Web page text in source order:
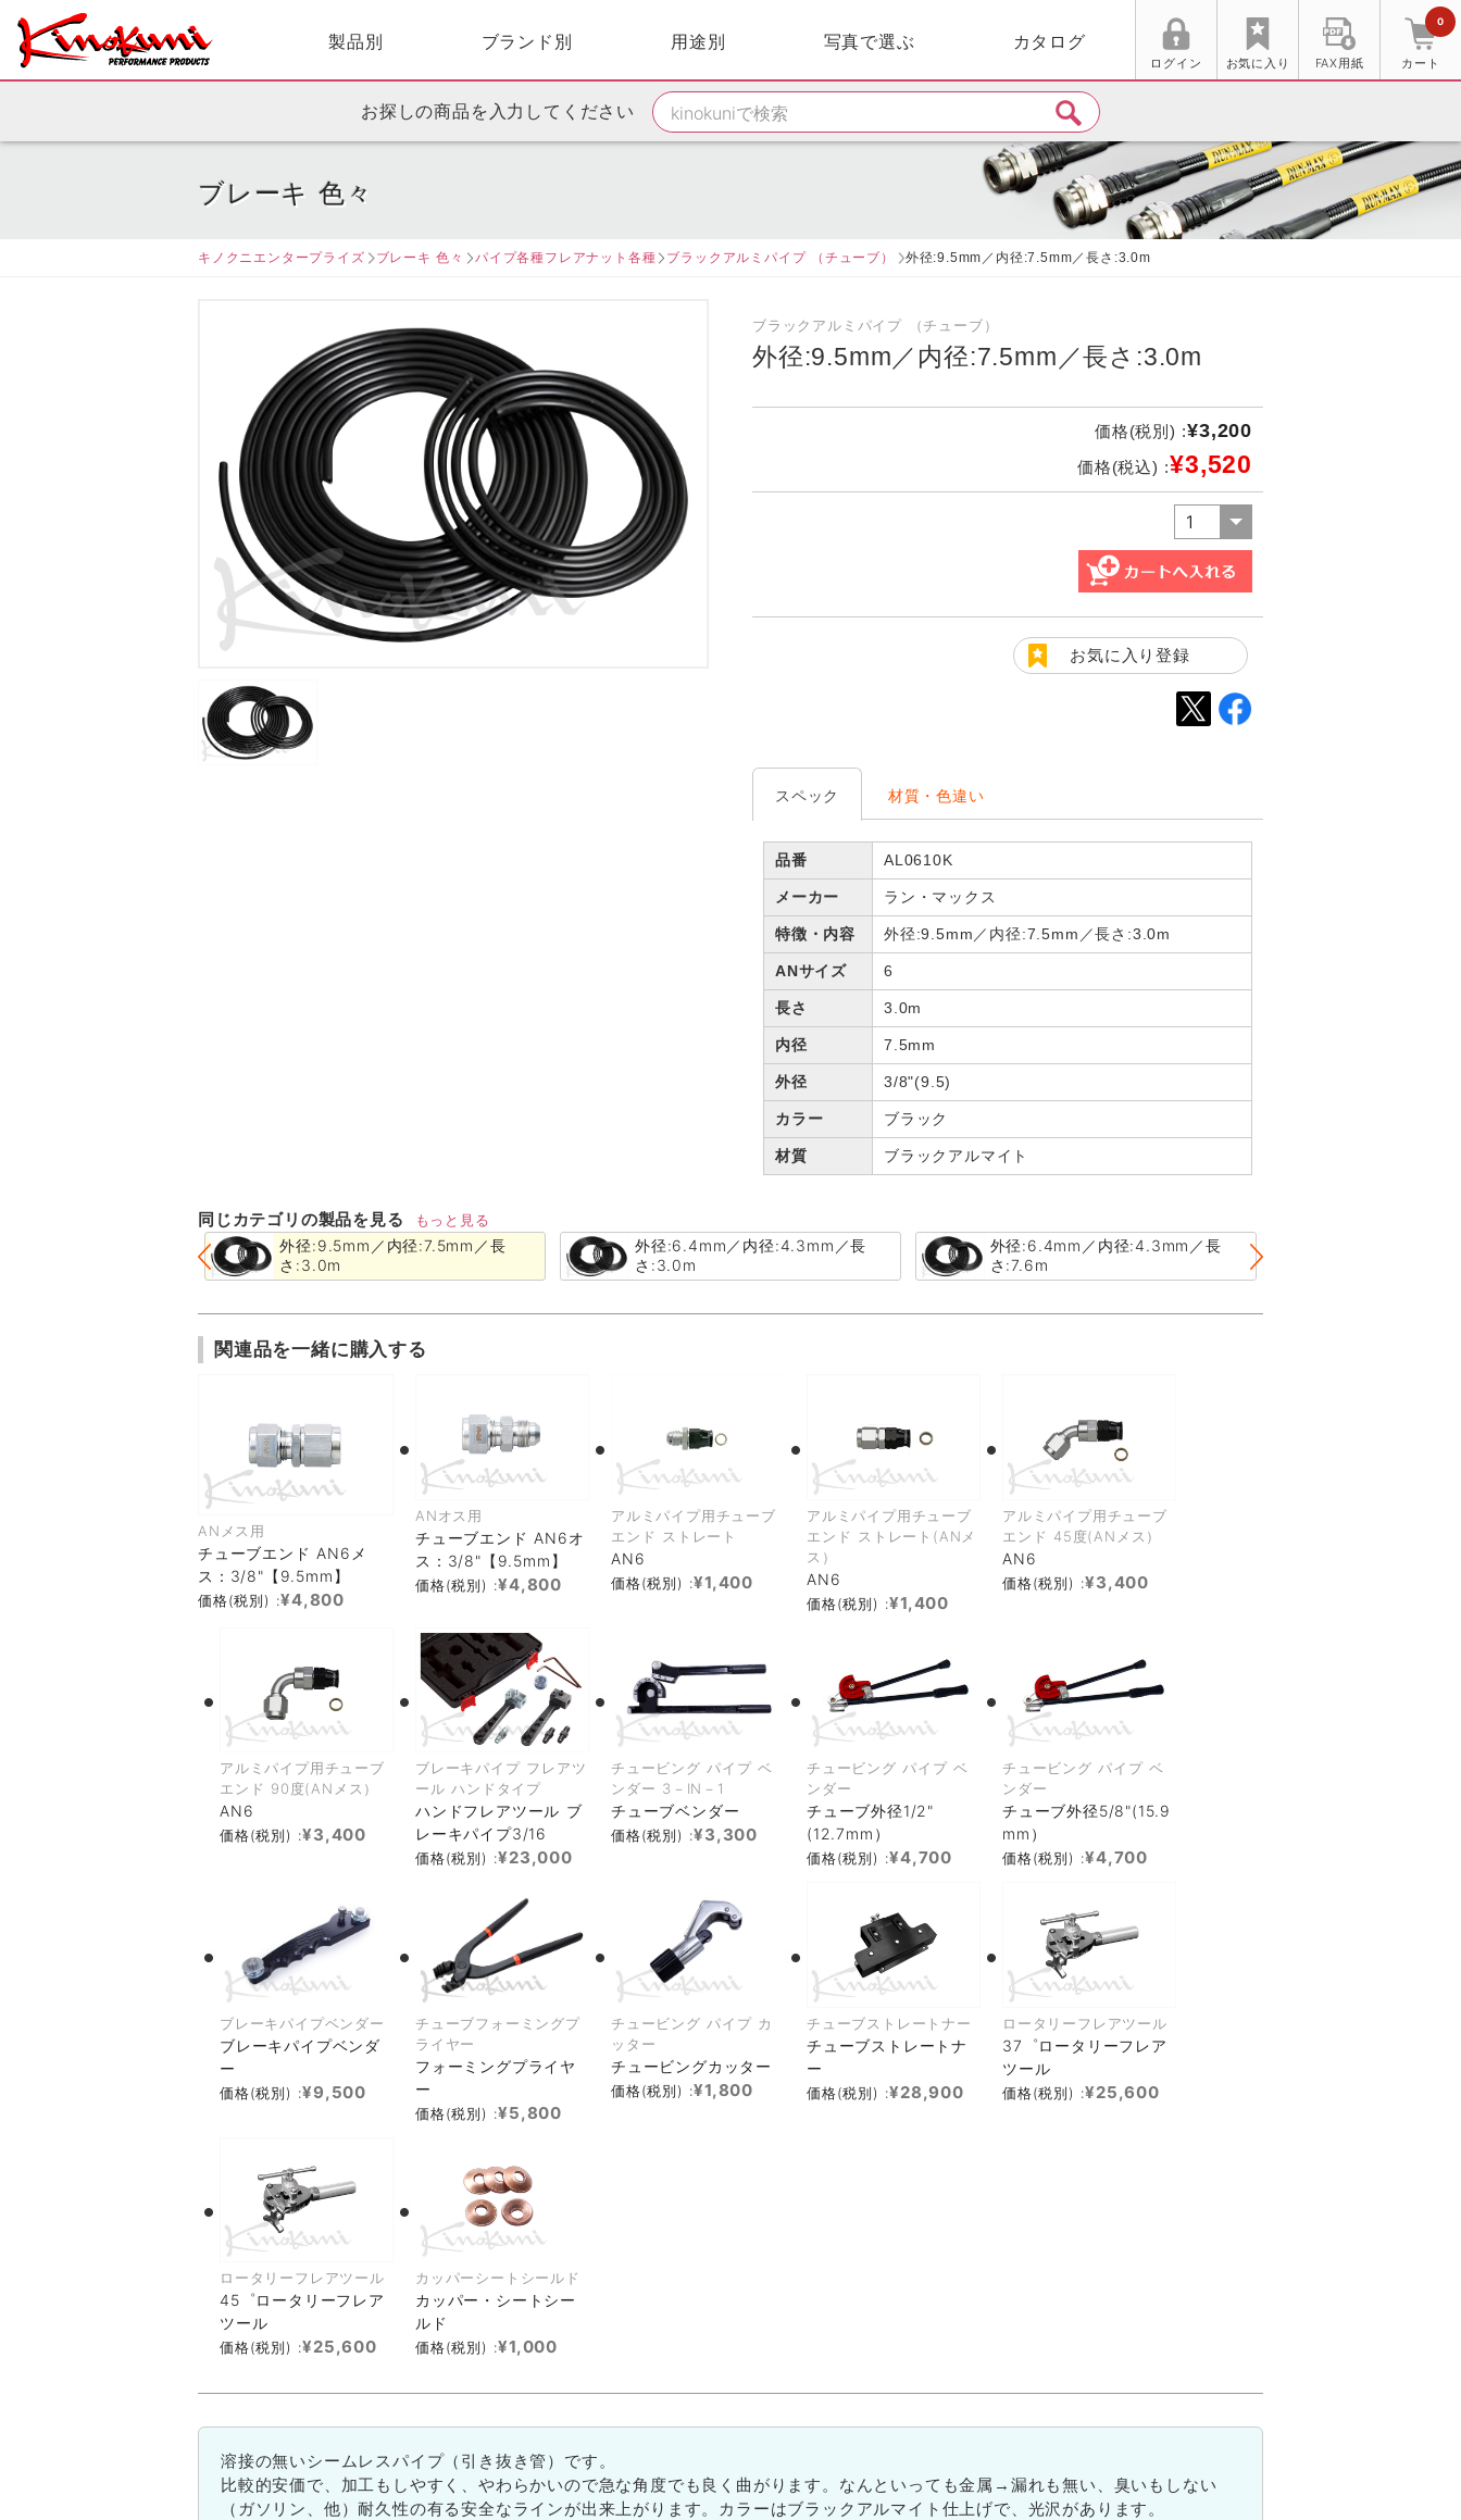
製品別 ブランド別 用途別 写真で選ぶ カタログ
ログイン お気に入り FAX用紙 カート
0
お探しの商品を入力してください
ブレーキ 色々
キノクニエンタープライズ ブレーキ 色々 パイプ各種フレアナット各種 ブラックアルミパイプ （チューブ） 外径:9.5mm／内径:7.5mm／長さ:3.0m
ブラックアルミパイプ （チューブ）
外径:9.5mm／内径:7.5mm／長さ:3.0m
価格(税別) :¥3,200
価格(税込) :¥3,520
お気に入り登録
スペック 材質・色違い
品番 AL0610K
メーカー ラン・マックス
特徴・内容 外径:9.5mm／内径:7.5mm／長さ:3.0m
ANサイズ 6
長さ 3.0m
内径 7.5mm
外径 3/8"(9.5)
カラー ブラック
材質 ブラックアルマイト
同じカテゴリの製品を見る もっと見る
外径:9.5mm／内径:7.5mm／長
さ:3.0m
外径:6.4mm／内径:4.3mm／長
さ:3.0m
外径:6.4mm／内径:4.3mm／長
さ:7.6m
関連品を一緒に購入する
ANメス用
チューブエンド AN6メ
ス：3/8"【9.5mm】
価格(税別) :¥4,800
ANオス用
チューブエンド AN6オ
ス：3/8"【9.5mm】
価格(税別) :¥4,800
アルミパイプ用チューブ
エンド ストレート
AN6
価格(税別) :¥1,400
アルミパイプ用チューブ
エンド ストレート(ANメ
ス）
AN6
価格(税別) :¥1,400
アルミパイプ用チューブ
エンド 45度(ANメス）
AN6
価格(税別) :¥3,400
アルミパイプ用チューブ
エンド 90度(ANメス）
AN6
価格(税別) :¥3,400
ブレーキパイプ フレアツ
ール ハンドタイプ
ハンドフレアツール ブ
レーキパイプ3/16
価格(税別) :¥23,000
チュービング パイプ ベ
ンダー 3－IN－1
チューブベンダー
価格(税別) :¥3,300
チュービング パイプ ベ
ンダー
チューブ外径1/2"
(12.7mm）
価格(税別) :¥4,700
チュービング パイプ ベ
ンダー
チューブ外径5/8"(15.9
mm）
価格(税別) :¥4,700
ブレーキパイプベンダー
ブレーキパイプベンダ
ー
価格(税別) :¥9,500
チューブフォーミングプ
ライヤー
フォーミングプライヤ
ー
価格(税別) :¥5,800
チュービング パイプ カ
ッター
チュービングカッター
価格(税別) :¥1,800
チューブストレートナー
チューブストレートナ
ー
価格(税別) :¥28,900
ロータリーフレアツール
37゜ロータリーフレア
ツール
価格(税別) :¥25,600
ロータリーフレアツール
45゜ロータリーフレア
ツール
価格(税別) :¥25,600
カッパーシートシールド
カッパー・シートシー
ルド
価格(税別) :¥1,000
溶接の無いシームレスパイプ（引き抜き管）です。
比較的安価で、加工もしやすく、やわらかいので急な角度でも良く曲がります。なんといっても金属→漏れも無い、臭いもしない
（ガソリン、他）耐久性の有る安全なラインが出来上がります。カラーはブラックアルマイト仕上げで、光沢があります。